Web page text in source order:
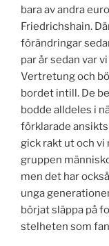
bara av andra
Friedrichshain.
förändringar
par år sedan var
Vertretung och
bordet intill. De
bodde alldeles i
förklarade
gick rakt ut och vi
gruppen
men det har
unga
börjat släppa på
stelheten som